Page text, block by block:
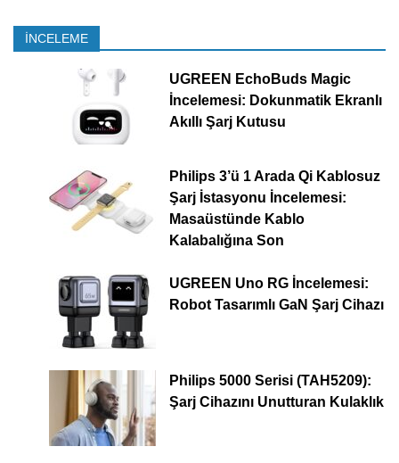
İNCELEME
UGREEN EchoBuds Magic
İncelemesi: Dokunmatik Ekranlı
Akıllı Şarj Kutusu
Philips 3’ü 1 Arada Qi Kablosuz
Şarj İstasyonu İncelemesi:
Masaüstünde Kablo
Kalabalığına Son
UGREEN Uno RG İncelemesi:
Robot Tasarımlı GaN Şarj Cihazı
Philips 5000 Serisi (TAH5209):
Şarj Cihazını Unutturan Kulaklık